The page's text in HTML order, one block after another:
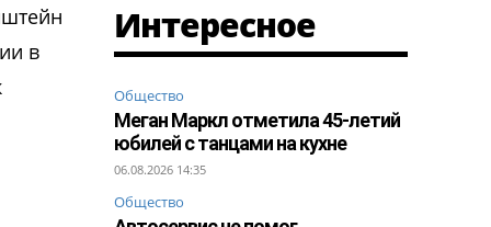
в
Интересное
Общество
Меган Маркл отметила 45-летий
юбилей с танцами на кухне
06.08.2026 14:35
Общество